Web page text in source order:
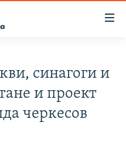
синагоги и
и проект
черкесов